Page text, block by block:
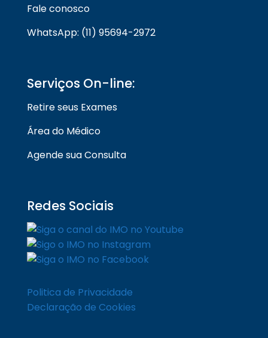
Fale conosco
WhatsApp: (11) 95694-2972
Serviços On-line:
Retire seus Exames
Área do Médico
Agende sua Consulta
Redes Sociais
Politica de Privacidade
Declaração de Cookies